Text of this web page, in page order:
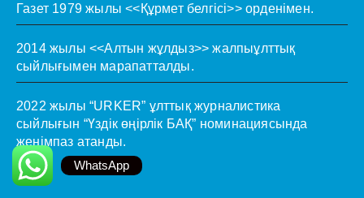
Газет 1979 жылы <<Құрмет белгісі>> орденімен.
2014 жылы <<Алтын жұлдыз>> жалпыұлттық
сыйлығымен марапатталды.
2022 жылы “URKER” ұлттық журналистика
сыйлығын “Үздік өңірлік БАҚ” номинациясында
жеңімпаз атанды.
WhatsApp